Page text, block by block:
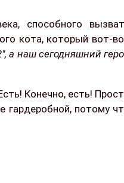
способного
кота, который вот-
а наш сегодняшний
Конечно, есть!
гардеробной, потому